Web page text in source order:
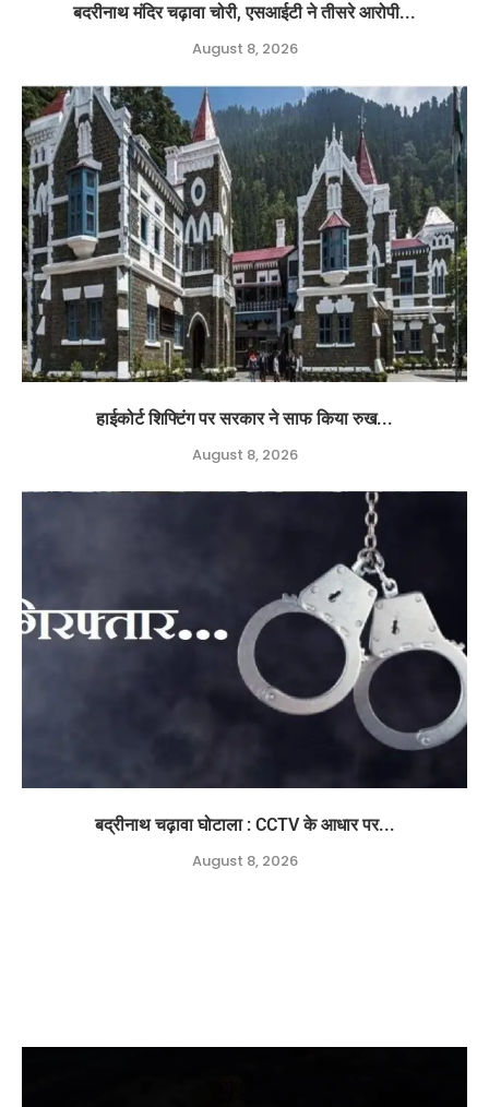
बदरीनाथ मंदिर चढ़ावा चोरी, एसआईटी ने तीसरे आरोपी...
August 8, 2026
हाईकोर्ट शिफ्टिंग पर सरकार ने साफ किया रुख...
August 8, 2026
बद्रीनाथ चढ़ावा घोटाला : CCTV के आधार पर...
August 8, 2026